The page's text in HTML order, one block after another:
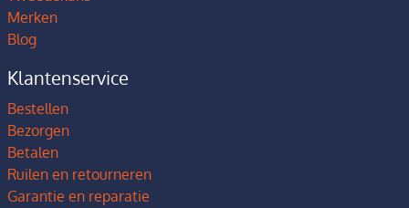
Merken
Blog
Klantenservice
Bestellen
Bezorgen
Betalen
Ruilen en retourneren
Garantie en reparatie